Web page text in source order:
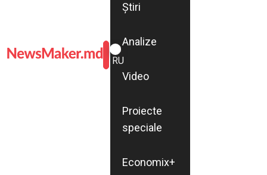
ROMÂNĂ
RU
Știri
Analize
Video
Proiecte
speciale
Economix+